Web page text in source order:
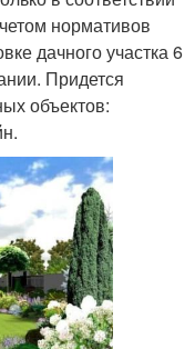
нормативов
дачного участка 6
Придется
объектов: